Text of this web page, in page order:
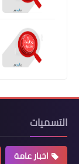
التسميات
اخبار عامة